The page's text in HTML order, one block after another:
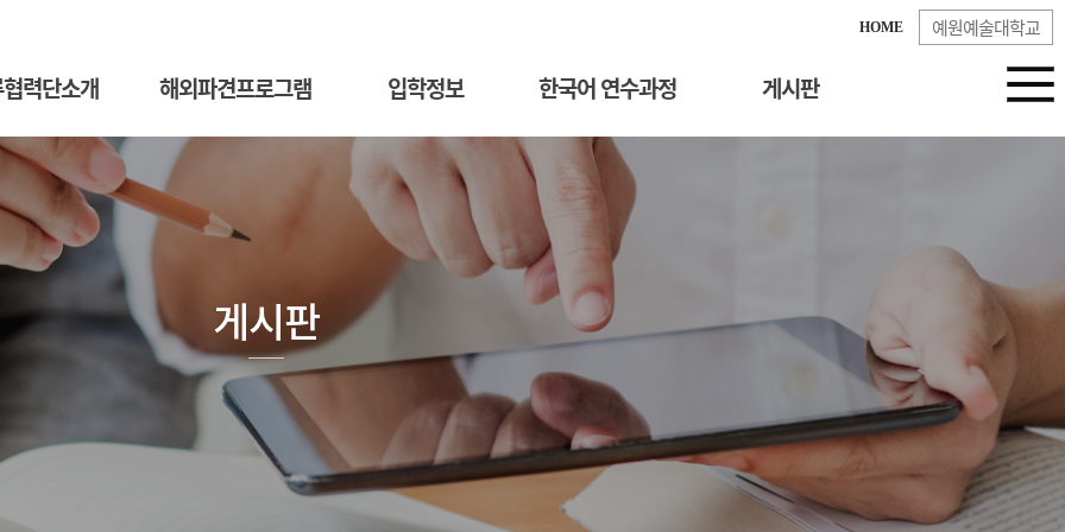
HOME 예원예술대학교
력단소개 해외파견프로그램 입학정보 한국어 연수과정 게시판
게시판